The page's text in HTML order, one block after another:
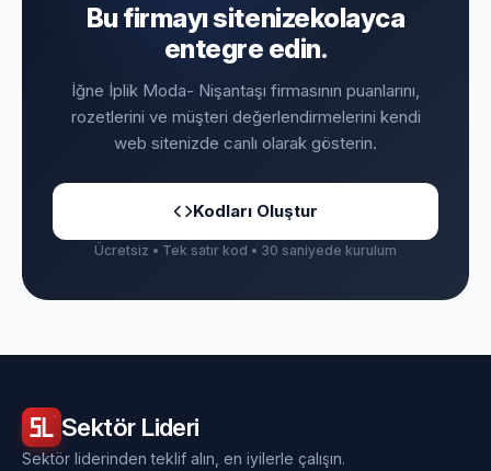
Bu firmayı sitenizekolayca
entegre edin.
İğne İplik Moda- Nişantaşı firmasının puanlarını,
rozetlerini ve müşteri değerlendirmelerini kendi
web sitenizde canlı olarak gösterin.
Kodları Oluştur
Ücretsiz • Tek satır kod • 30 saniyede kurulum
Sektör Lideri
Sektör liderinden teklif alın, en iyilerle çalışın.